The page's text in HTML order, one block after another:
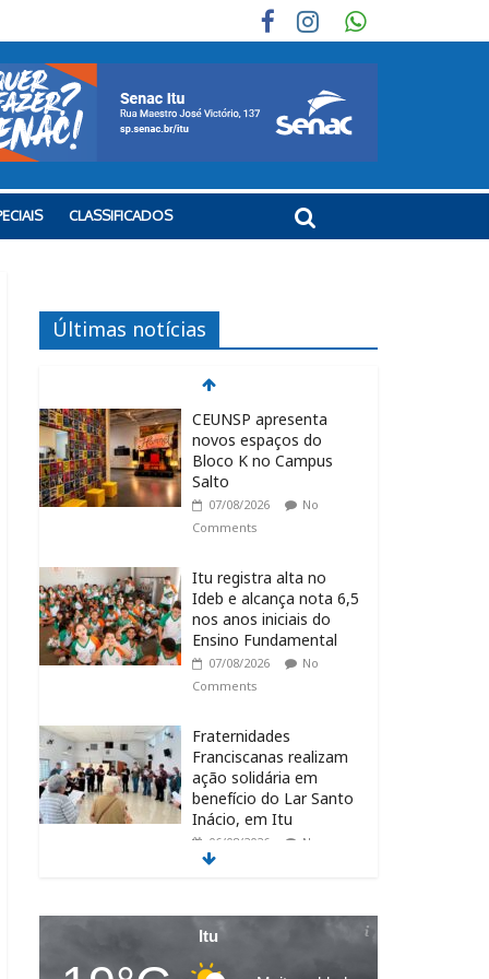
CLASSIFICADOS
Últimas notícias
CEUNSP apresenta
novos espaços do
Bloco K no Campus
Salto
07/08/2026
No
Comments
Itu registra alta no
Ideb e alcança nota 6,5
nos anos iniciais do
Ensino Fundamental
07/08/2026
No
Comments
Fraternidades
Franciscanas realizam
ação solidária em
benefício do Lar Santo
Inácio, em Itu
06/08/2026
No
CIS abre 10 vagas de
estágio para
Itu